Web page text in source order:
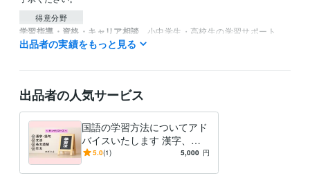
得意分野
学習指導・資格・キャリア相談 小中学生・高校生の学習サポート
学習 子育て 教育
出品者の実績をもっと見る
出品者の人気サービス
国語の学習方法についてアド
バイスいたします 漢字、文
法、長文読解……国語学習に
5.0(1) 5,000 円